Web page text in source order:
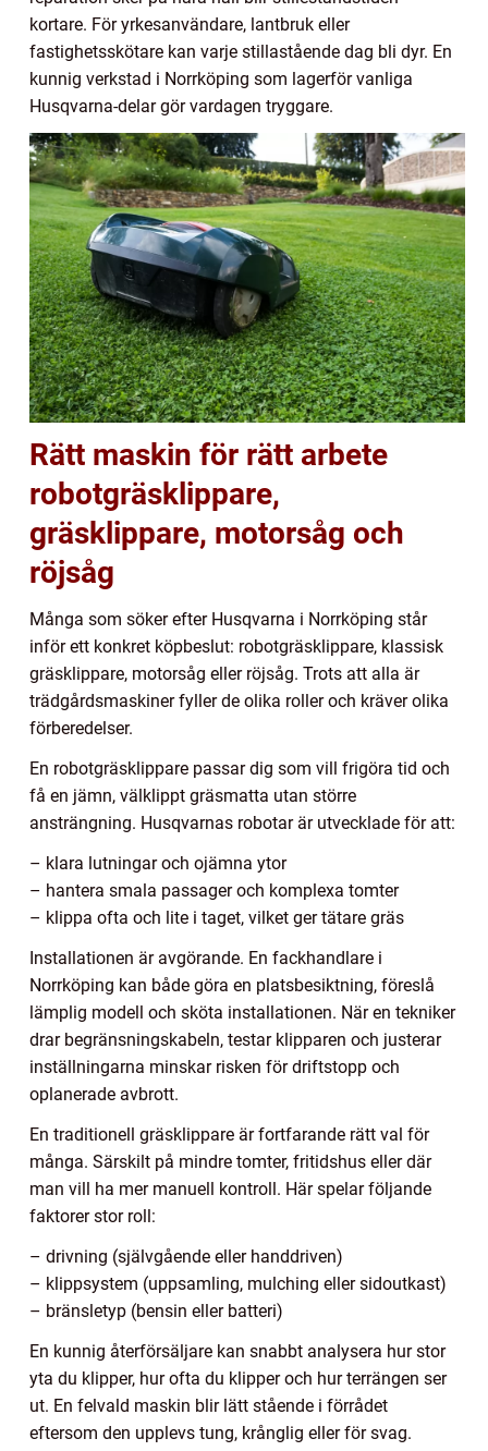
kortare. För yrkesanvändare, lantbruk eller
fastighetsskötare kan varje stillastående dag bli dyr. En
kunnig verkstad i Norrköping som lagerför vanliga
Husqvarna-delar gör vardagen tryggare.
Rätt maskin för rätt arbete
robotgräsklippare,
gräsklippare, motorsåg och
röjsåg
Många som söker efter Husqvarna i Norrköping står
inför ett konkret köpbeslut: robotgräsklippare, klassisk
gräsklippare, motorsåg eller röjsåg. Trots att alla är
trädgårdsmaskiner fyller de olika roller och kräver olika
förberedelser.
En robotgräsklippare passar dig som vill frigöra tid och
få en jämn, välklippt gräsmatta utan större
ansträngning. Husqvarnas robotar är utvecklade för att:
– klara lutningar och ojämna ytor
– hantera smala passager och komplexa tomter
– klippa ofta och lite i taget, vilket ger tätare gräs
Installationen är avgörande. En fackhandlare i
Norrköping kan både göra en platsbesiktning, föreslå
lämplig modell och sköta installationen. När en tekniker
drar begränsningskabeln, testar klipparen och justerar
inställningarna minskar risken för driftstopp och
oplanerade avbrott.
En traditionell gräsklippare är fortfarande rätt val för
många. Särskilt på mindre tomter, fritidshus eller där
man vill ha mer manuell kontroll. Här spelar följande
faktorer stor roll:
– drivning (självgående eller handdriven)
– klippsystem (uppsamling, mulching eller sidoutkast)
– bränsletyp (bensin eller batteri)
En kunnig återförsäljare kan snabbt analysera hur stor
yta du klipper, hur ofta du klipper och hur terrängen ser
ut. En felvald maskin blir lätt stående i förrådet
eftersom den upplevs tung, krånglig eller för svag.